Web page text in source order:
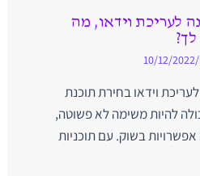
לעריכת וידאו, מה
/
10/12/2022
וידאו בחירת תוכנת
להיות משימה לא פשוטה,
בשוק. עם תוכניות